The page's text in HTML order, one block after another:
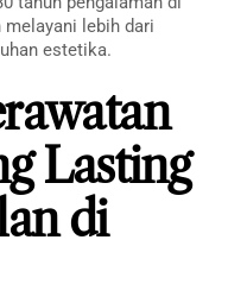
lebih dari
estetika.
Lasting
di